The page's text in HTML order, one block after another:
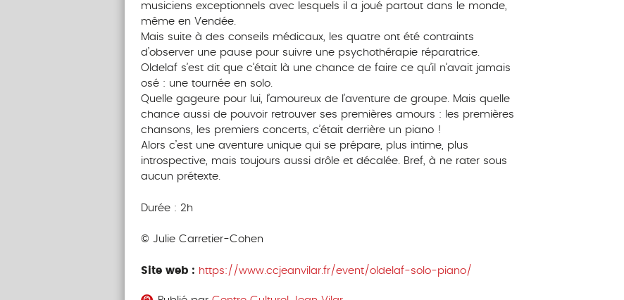
musiciens exceptionnels avec lesquels il a joué partout dans le monde,
même en Vendée.
Mais suite à des conseils médicaux, les quatre ont été contraints
d’observer une pause pour suivre une psychothérapie réparatrice.
Oldelaf s’est dit que c’était là une chance de faire ce qu’il n’avait jamais
osé : une tournée en solo.
Quelle gageure pour lui, l’amoureux de l’aventure de groupe. Mais quelle
chance aussi de pouvoir retrouver ses premières amours : les premières
chansons, les premiers concerts, c’était derrière un piano !
Alors c’est une aventure unique qui se prépare, plus intime, plus
introspective, mais toujours aussi drôle et décalée. Bref, à ne rater sous
aucun prétexte.
Durée : 2h
© Julie Carretier-Cohen
Site web : https://www.ccjeanvilar.fr/event/oldelaf-solo-piano/